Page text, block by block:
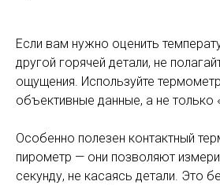
Если вам нужно оценить
другой горячей детали, не
ощущения. Используйте
объективные данные, а не только
Особенно полезен контактный
пирометр — они позволяют
секунду, не касаясь детали. Это